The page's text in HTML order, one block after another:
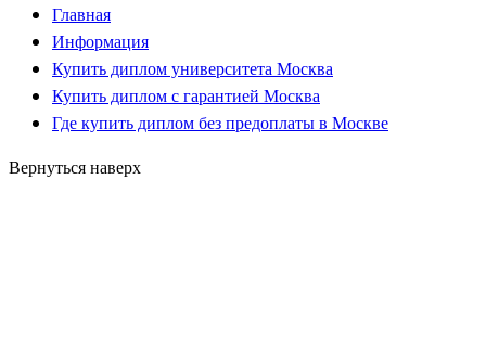
Главная
Информация
Купить диплом университета Москва
Купить диплом с гарантией Москва
Где купить диплом без предоплаты в Москве
Вернуться наверх